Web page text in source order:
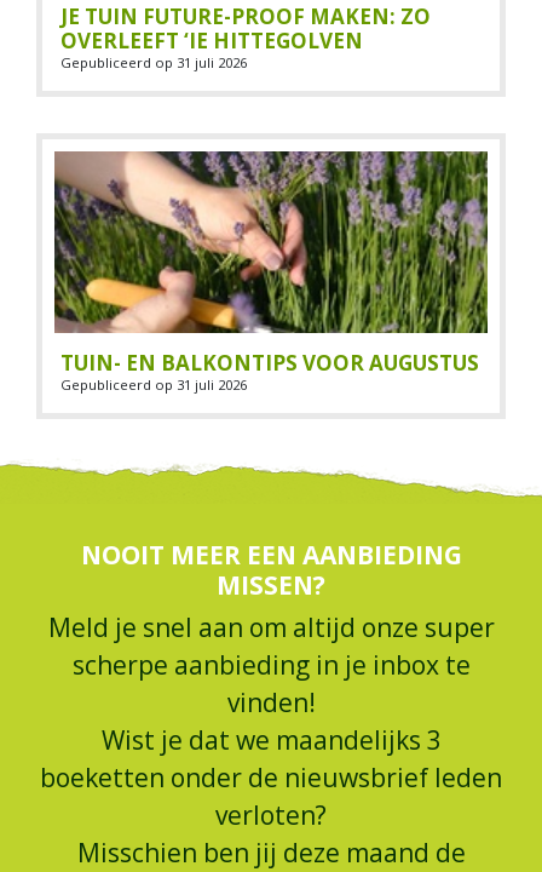
JE TUIN FUTURE-PROOF MAKEN: ZO
OVERLEEFT ‘IE HITTEGOLVEN
Gepubliceerd op 31 juli 2026
TUIN- EN BALKONTIPS VOOR AUGUSTUS
Gepubliceerd op 31 juli 2026
NOOIT MEER EEN AANBIEDING
MISSEN?
Meld je snel aan om altijd onze super
scherpe aanbieding in je inbox te
vinden!
Wist je dat we maandelijks 3
boeketten onder de nieuwsbrief leden
verloten?
Misschien ben jij deze maand de